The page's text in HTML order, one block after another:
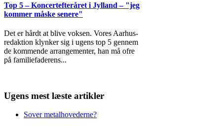
Top 5 – Koncertefteråret i Jylland – "jeg
kommer måske senere"
Det er hårdt at blive voksen. Vores Aarhus-
redaktion klynker sig i ugens top 5 gennem
de kommende arrangementer, han må ofre
på familiefaderens...
Ugens mest læste artikler
Sover metalhovederne?